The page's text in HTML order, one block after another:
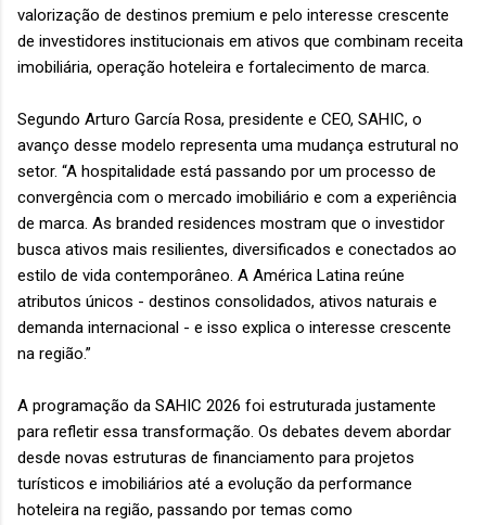
valorização de destinos premium e pelo interesse crescente
de investidores institucionais em ativos que combinam receita
imobiliária, operação hoteleira e fortalecimento de marca.
Segundo Arturo García Rosa, presidente e CEO, SAHIC, o
avanço desse modelo representa uma mudança estrutural no
setor. “A hospitalidade está passando por um processo de
convergência com o mercado imobiliário e com a experiência
de marca. As branded residences mostram que o investidor
busca ativos mais resilientes, diversificados e conectados ao
estilo de vida contemporâneo. A América Latina reúne
atributos únicos - destinos consolidados, ativos naturais e
demanda internacional - e isso explica o interesse crescente
na região.”
A programação da SAHIC 2026 foi estruturada justamente
para refletir essa transformação. Os debates devem abordar
desde novas estruturas de financiamento para projetos
turísticos e imobiliários até a evolução da performance
hoteleira na região, passando por temas como